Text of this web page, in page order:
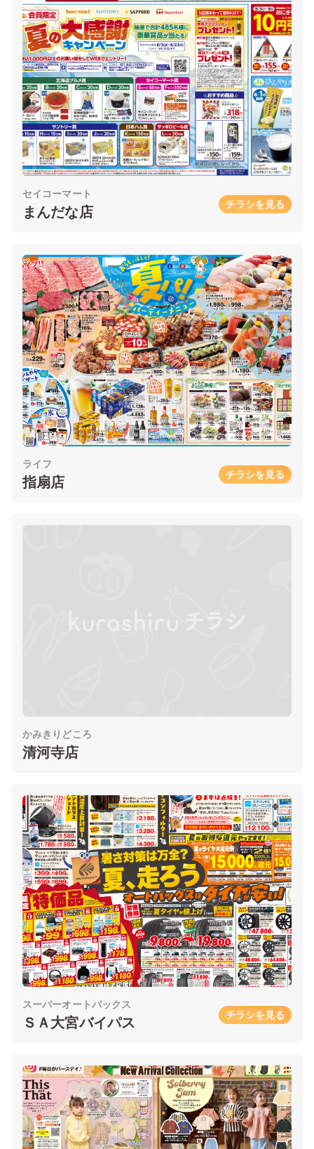
セイコーマート
まんだな店 チラシを見る
ライフ
指扇店 チラシを見る
かみきりどころ
清河寺店
スーパーオートバックス
ＳＡ大宮バイパス チラシを見る